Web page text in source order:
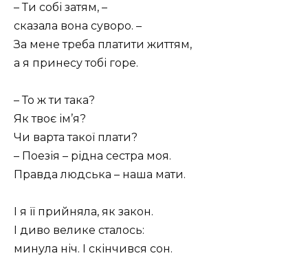
– Ти собі затям, –
сказала вона суворо. –
За мене треба платити життям,
а я принесу тобі горе.
– То ж ти така?
Як твоє ім’я?
Чи варта такої плати?
– Поезія – рідна сестра моя.
Правда людська – наша мати.
І я її прийняла, як закон.
І диво велике сталось:
минула ніч. І скінчився сон.